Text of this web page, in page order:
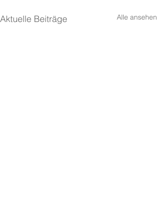
Aktuelle Beiträge Alle ansehen